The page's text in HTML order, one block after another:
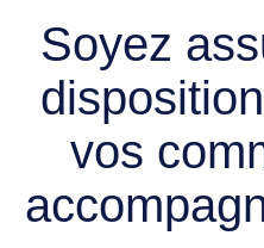
Soyez
vos